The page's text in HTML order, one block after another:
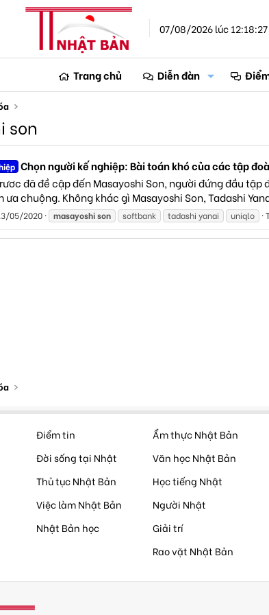
07/08/2026 lúc 12:18:27
Trang chủ Diễn đàn
son
Chọn người kế nghiệp: Bài toán khó của các tập
đã đề cập đến Masayoshi Son, người đứng đầu
ưa chuộng. Không khác gì Masayoshi Son, Tadashi
05/2020 masayoshison softbank tadashi yanai uniqlo
Điểm tin
Đời sống tại Nhật
Thủ tục Nhật Bản
Việc làm Nhật Bản
Nhật Bản học
Ẩm thực Nhật Bản
Văn học Nhật Bản
Học tiếng Nhật
Người Nhật
Giải trí
Rao vặt Nhật Bản